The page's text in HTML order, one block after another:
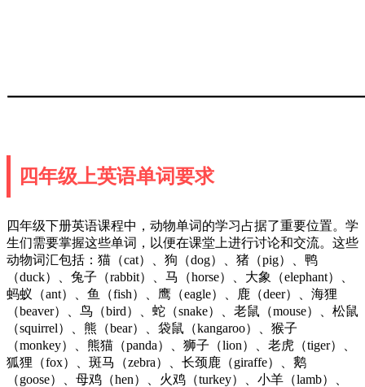
四年级上英语单词要求
四年级下册英语课程中，动物单词的学习占据了重要位置。学
生们需要掌握这些单词，以便在课堂上进行讨论和交流。这些
动物词汇包括：猫（cat）、狗（dog）、猪（pig）、鸭
（duck）、兔子（rabbit）、马（horse）、大象（elephant）、
蚂蚁（ant）、鱼（fish）、鹰（eagle）、鹿（deer）、海狸
（beaver）、鸟（bird）、蛇（snake）、老鼠（mouse）、松鼠
（squirrel）、熊（bear）、袋鼠（kangaroo）、猴子
（monkey）、熊猫（panda）、狮子（lion）、老虎（tiger）、
狐狸（fox）、斑马（zebra）、长颈鹿（giraffe）、鹅
（goose）、母鸡（hen）、火鸡（turkey）、小羊（lamb）、